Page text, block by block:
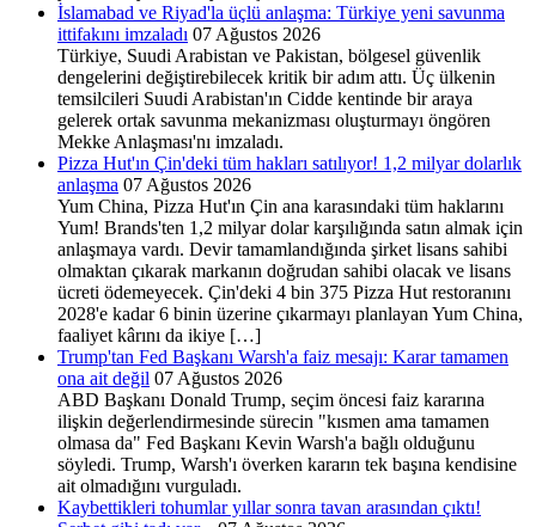
İslamabad ve Riyad'la üçlü anlaşma: Türkiye yeni savunma
ittifakını imzaladı 07 Ağustos 2026
Türkiye, Suudi Arabistan ve Pakistan, bölgesel güvenlik
dengelerini değiştirebilecek kritik bir adım attı. Üç ülkenin
temsilcileri Suudi Arabistan'ın Cidde kentinde bir araya
gelerek ortak savunma mekanizması oluşturmayı öngören
Mekke Anlaşması'nı imzaladı.
Pizza Hut'ın Çin'deki tüm hakları satılıyor! 1,2 milyar dolarlık
anlaşma 07 Ağustos 2026
Yum China, Pizza Hut'ın Çin ana karasındaki tüm haklarını
Yum! Brands'ten 1,2 milyar dolar karşılığında satın almak için
anlaşmaya vardı. Devir tamamlandığında şirket lisans sahibi
olmaktan çıkarak markanın doğrudan sahibi olacak ve lisans
ücreti ödemeyecek. Çin'deki 4 bin 375 Pizza Hut restoranını
2028'e kadar 6 binin üzerine çıkarmayı planlayan Yum China,
faaliyet kârını da ikiye […]
Trump'tan Fed Başkanı Warsh'a faiz mesajı: Karar tamamen
ona ait değil 07 Ağustos 2026
ABD Başkanı Donald Trump, seçim öncesi faiz kararına
ilişkin değerlendirmesinde sürecin "kısmen ama tamamen
olmasa da" Fed Başkanı Kevin Warsh'a bağlı olduğunu
söyledi. Trump, Warsh'ı överken kararın tek başına kendisine
ait olmadığını vurguladı.
Kaybettikleri tohumlar yıllar sonra tavan arasından çıktı!